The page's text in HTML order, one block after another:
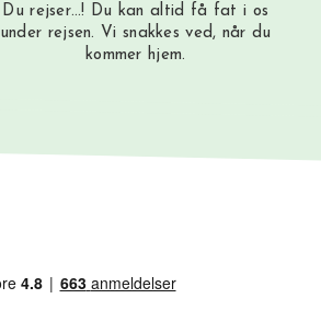
Du rejser…! Du kan altid få fat i os
under rejsen. Vi snakkes ved, når du
kommer hjem.